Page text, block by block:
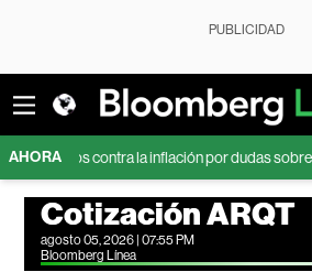
PUBLICIDAD
AHORAcontra la inflación por dudas sobre la Fed
Cotización ARQT
agosto 05, 2026 | 07:55 PM
Bloomberg Línea